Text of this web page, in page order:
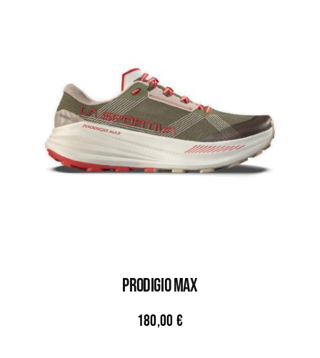
PRODIGIO MAX
180,00 €